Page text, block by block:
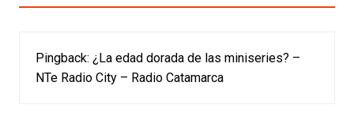
Pingback: ¿La edad dorada de las miniseries? –
NTe Radio City – Radio Catamarca